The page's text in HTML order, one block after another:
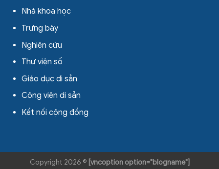
Nhà khoa học
Trưng bày
Nghiên cứu
Thư viện số
Giáo dục di sản
Công viên di sản
Kết nối cộng đồng
Copyright 2026 © [vncoption option="blogname"]